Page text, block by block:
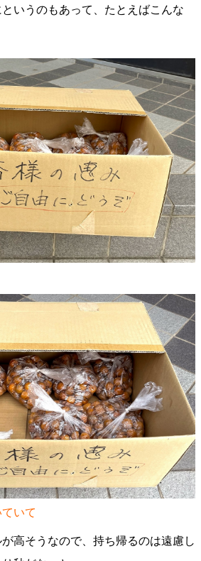
いうのもあって、たとえばこんな
いて
高そうなので、持ち帰るのは遠慮し